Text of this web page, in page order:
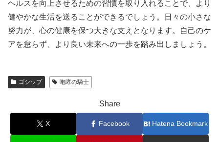
ヘルスを向上させるための習慣を取り入れることで、より
健やかな生活を送ることができるでしょう。日々の小さな
努力が、心の健康を保つ大きな支えとなります。自己のケ
アを怠らず、より良い未来への一歩を踏み出しましょう。
ゴシップ 咆哮の騎士
Share
X Facebook Hatena Bookmark